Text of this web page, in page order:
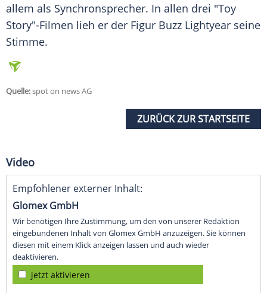
allem als Synchronsprecher. In allen drei "Toy
Story"-Filmen lieh er der Figur Buzz Lightyear seine
Stimme.
Quelle:spot on news AG
ZURÜCK ZUR STARTSEITE
Video
Empfohlener externer Inhalt:
Glomex GmbH
Wir benötigen Ihre Zustimmung, um den von unserer Redaktion
eingebundenen Inhalt von Glomex GmbH anzuzeigen. Sie können
diesen mit einem Klick anzeigen lassen und auch wieder
deaktivieren.
jetzt aktivieren